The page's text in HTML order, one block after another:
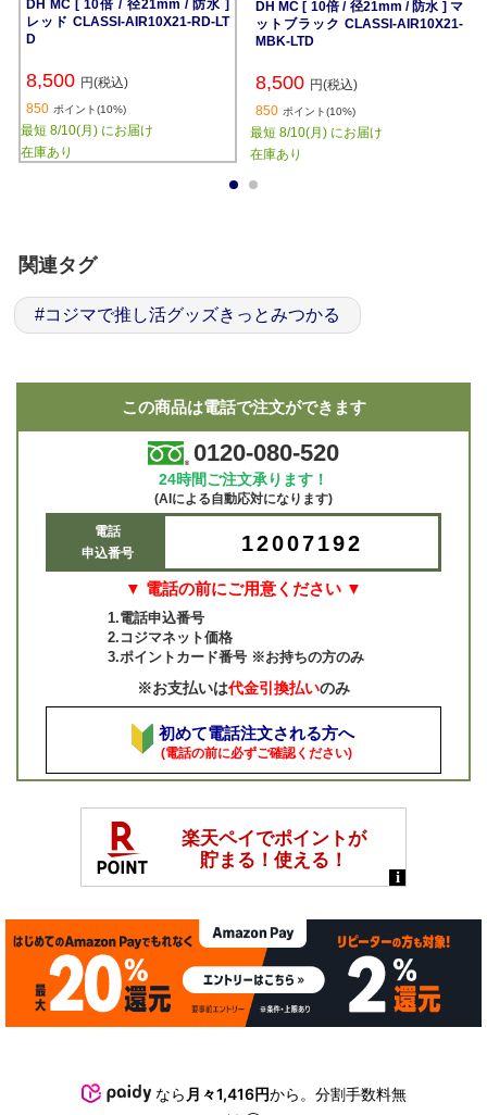
DH MC [ 10倍 / 径21mm / 防水 ]
レッド CLASSI-AIR10X21-RD-LT
D
8,500 円(税込)
850 ポイント(10%)
最短 8/10(月) にお届け
在庫あり
DH MC [ 10倍 / 径21mm / 防水 ] マ
ットブラック CLASSI-AIR10X21-
MBK-LTD
8,500 円(税込)
850 ポイント(10%)
最短 8/10(月) にお届け
在庫あり
関連タグ
#コジマで推し活グッズきっとみつかる
この商品は電話で注文ができます
0120-080-520
24時間ご注文承ります！
(AIによる自動応対になります)
電話
申込番号
12007192
▼ 電話の前にご用意ください ▼
1.電話申込番号
2.コジマネット価格
3.ポイントカード番号 ※お持ちの方のみ
※お支払いは代金引換払いのみ
初めて電話注文される方へ
(電話の前に必ずご確認ください)
なら 月々1,416円から。分割手数料無